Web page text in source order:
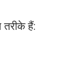
हैं: